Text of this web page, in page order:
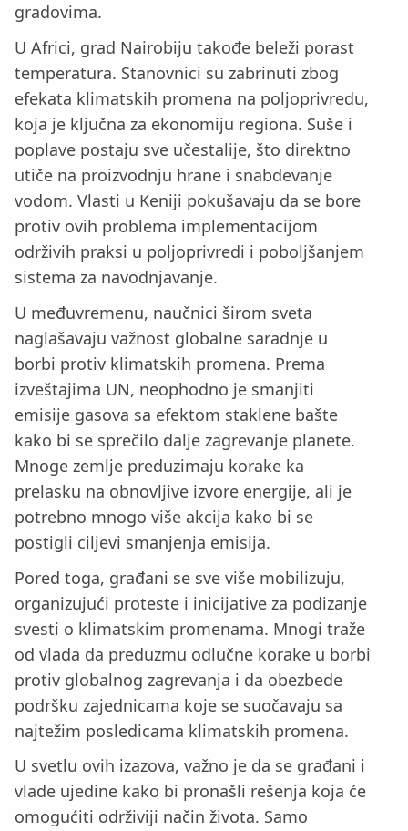
gradovima.
U Africi, grad Nairobiju takođe beleži porast
temperatura. Stanovnici su zabrinuti zbog
efekata klimatskih promena na poljoprivredu,
koja je ključna za ekonomiju regiona. Suše i
poplave postaju sve učestalije, što direktno
utiče na proizvodnju hrane i snabdevanje
vodom. Vlasti u Keniji pokušavaju da se bore
protiv ovih problema implementacijom
održivih praksi u poljoprivredi i poboljšanjem
sistema za navodnjavanje.
U međuvremenu, naučnici širom sveta
naglašavaju važnost globalne saradnje u
borbi protiv klimatskih promena. Prema
izveštajima UN, neophodno je smanjiti
emisije gasova sa efektom staklene bašte
kako bi se sprečilo dalje zagrevanje planete.
Mnoge zemlje preduzimaju korake ka
prelasku na obnovljive izvore energije, ali je
potrebno mnogo više akcija kako bi se
postigli ciljevi smanjenja emisija.
Pored toga, građani se sve više mobilizuju,
organizujući proteste i inicijative za podizanje
svesti o klimatskim promenama. Mnogi traže
od vlada da preduzmu odlučne korake u borbi
protiv globalnog zagrevanja i da obezbede
podršku zajednicama koje se suočavaju sa
najtežim posledicama klimatskih promena.
U svetlu ovih izazova, važno je da se građani i
vlade ujedine kako bi pronašli rešenja koja će
omogućiti održiviji način života. Samo